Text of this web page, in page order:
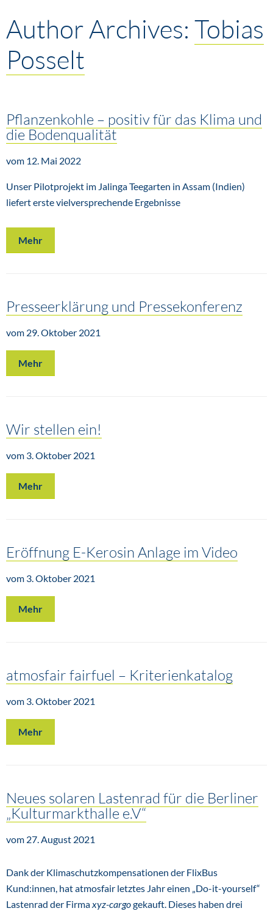
Author Archives: Tobias
Posselt
Pflanzenkohle – positiv für das Klima und
die Bodenqualität
vom 12. Mai 2022
Unser Pilotprojekt im Jalinga Teegarten in Assam (Indien)
liefert erste vielversprechende Ergebnisse
Mehr
Presseerklärung und Pressekonferenz
vom 29. Oktober 2021
Mehr
Wir stellen ein!
vom 3. Oktober 2021
Mehr
Eröffnung E-Kerosin Anlage im Video
vom 3. Oktober 2021
Mehr
atmosfair fairfuel – Kriterienkatalog
vom 3. Oktober 2021
Mehr
Neues solaren Lastenrad für die Berliner
„Kulturmarkthalle e.V“
vom 27. August 2021
Dank der Klimaschutzkompensationen der FlixBus
Kund:innen, hat atmosfair letztes Jahr einen „Do-it-yourself“
Lastenrad der Firmaxyz-cargogekauft. Dieses haben drei